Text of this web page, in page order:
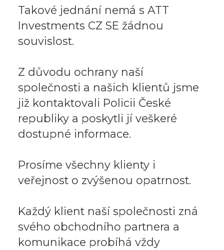
Takové jednání nemá s ATT
Investments CZ SE žádnou
souvislost.
Z důvodu ochrany naší
společnosti a našich klientů jsme
již kontaktovali Policii České
republiky a poskytli jí veškeré
dostupné informace.
Prosíme všechny klienty i
veřejnost o zvýšenou opatrnost.
Každý klient naší společnosti zná
svého obchodního partnera a
komunikace probíhá vždy